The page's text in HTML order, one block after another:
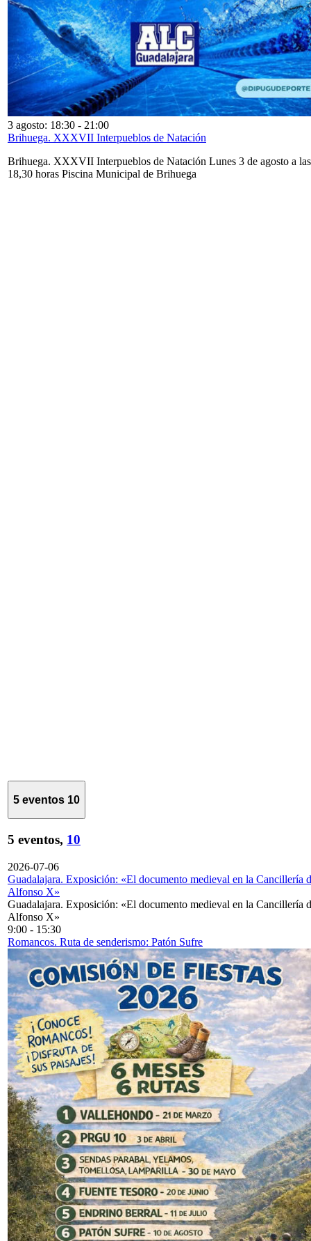
3 agosto: 18:30 - 21:00
Brihuega. XXXVII Interpueblos de Natación
Brihuega. XXXVII Interpueblos de Natación Lunes 3 de agosto a las
18,30 horas Piscina Municipal de Brihuega
5 eventos 10
5 eventos, 10
2026-07-06
Guadalajara. Exposición: «El documento medieval en la Cancillería
Alfonso X»
Guadalajara. Exposición: «El documento medieval en la Cancillería
Alfonso X»
9:00 - 15:30
Romancos. Ruta de senderismo: Patón Sufre